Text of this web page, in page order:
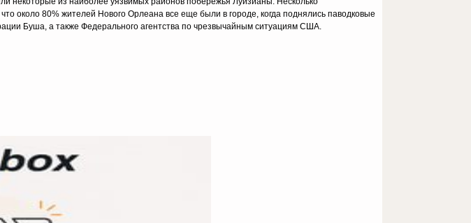
около 80% жителей Нового Орлеана все еще были в городе, когда поднялись паводковые
Буша, а также Федерального агентства по чрезвычайным ситуациям США.